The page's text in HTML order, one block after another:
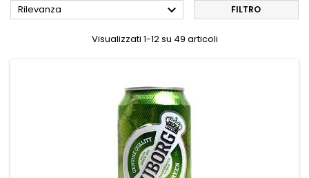
Rilevanza  FILTRO
Visualizzati 1-12 su 49 articoli